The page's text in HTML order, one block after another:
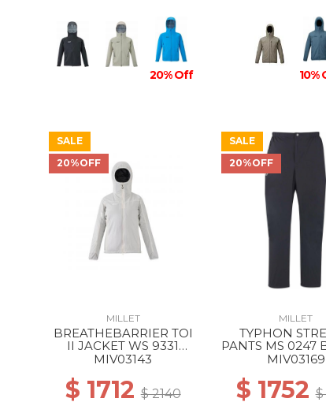
20% Off 10%
SALE
20%OFF
MILLET
BREATHEBARRIER TOI
II JACKET WS 9331
WINTER HAZE
MIV03143
$ 1712$ 2140
SALE
20%OFF
MILLET
TYPHON
PANTS MS 0247
NOIR
MIV03169
$ 1752$